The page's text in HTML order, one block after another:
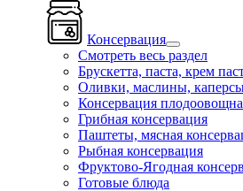
Консервация
Смотреть весь раздел
Брускетта, паста, крем
Оливки, маслины,
Консервация
Грибная консервация
Паштеты, мясная
Рыбная консервация
Фруктово-Ягодная
Готовые блюда